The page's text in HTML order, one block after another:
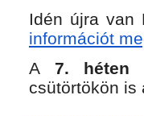
Idén újra van
információt
A 7. héten
csütörtökön is